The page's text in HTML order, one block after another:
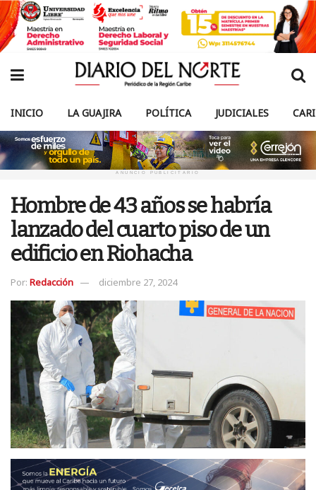
INICIO LA GUAJIRA POLÍTICA JUDICIALES
ANUNCIO PUBLICITARIO
Hombre de 43 años se habría
lanzado del cuarto piso de un
edificio en Riohacha
Por: Redacción diciembre 27, 2024